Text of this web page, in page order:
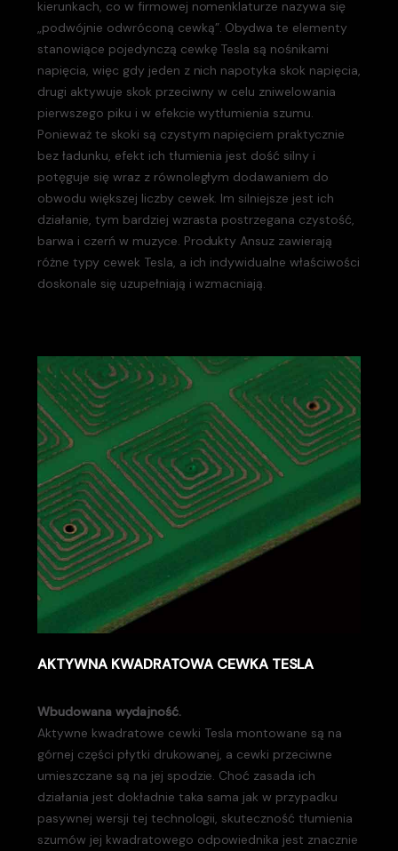
kierunkach, co w firmowej nomenklaturze nazywa się
„podwójnie odwróconą cewką”. Obydwa te elementy
stanowiące pojedynczą cewkę Tesla są nośnikami
napięcia, więc gdy jeden z nich napotyka skok napięcia,
drugi aktywuje skok przeciwny w celu zniwelowania
pierwszego piku i w efekcie wytłumienia szumu.
Ponieważ te skoki są czystym napięciem praktycznie
bez ładunku, efekt ich tłumienia jest dość silny i
potęguje się wraz z równoległym dodawaniem do
obwodu większej liczby cewek. Im silniejsze jest ich
działanie, tym bardziej wzrasta postrzegana czystość,
barwa i czerń w muzyce. Produkty Ansuz zawierają
różne typy cewek Tesla, a ich indywidualne właściwości
doskonale się uzupełniają i wzmacniają.
AKTYWNA KWADRATOWA CEWKA TESLA
Wbudowana wydajność.
Aktywne kwadratowe cewki Tesla montowane są na
górnej części płytki drukowanej, a cewki przeciwne
umieszczane są na jej spodzie. Choć zasada ich
działania jest dokładnie taka sama jak w przypadku
pasywnej wersji tej technologii, skuteczność tłumienia
szumów jej kwadratowego odpowiednika jest znacznie